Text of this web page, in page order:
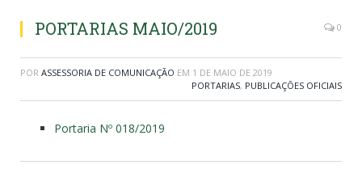
PORTARIAS MAIO/2019 0
POR ASSESSORIA DE COMUNICAÇÃO EM 1 DE MAIO DE 2019
PORTARIAS, PUBLICAÇÕES OFICIAIS
Portaria Nº 018/2019